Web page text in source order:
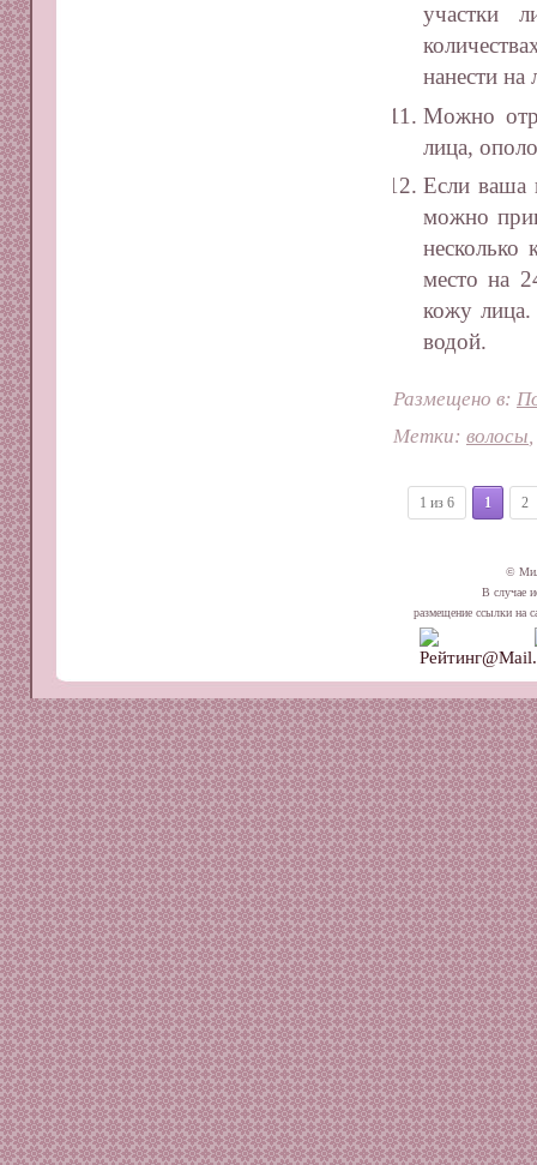
участки
нанести
Можно
лица,
Если ваша
можно
несколько
место на
кожу лица.
водой.
Размещено в:
Метки: волосы
1 из 6 1 2
©
В случае
размещение ссылки на